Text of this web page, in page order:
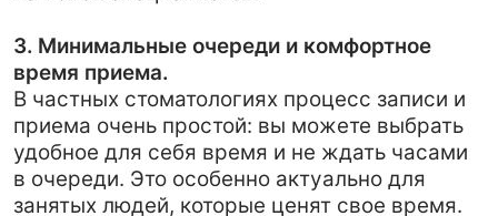
продолжают обучение и повышают свою
квалификацию, чтобы быть в курсе
последних достижений. Это значит, что вы
получаете эффективное лечение зубов от
настоящих профессионалов.
5. Удобные условия оплаты.
Частные клиники предлагают различные